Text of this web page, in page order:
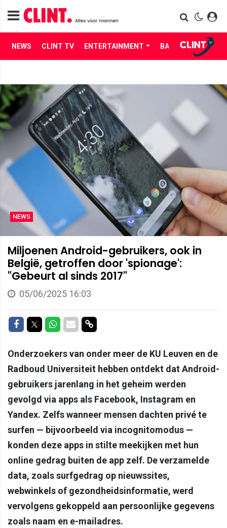
NEWS CLINT TV ENTERTAINMENT BABES LIFE
NEWS
Miljoenen Android-gebruikers, ook in
België, getroffen door 'spionage':
"Gebeurt al sinds 2017"
05/06/2025 16:03
Delen op Facebook
Delen op Twitter
Delen op Whatsapp
Delen via Mail
Delen via link
Onderzoekers van onder meer de KU Leuven en de
Radboud Universiteit hebben ontdekt dat Android-
gebruikers jarenlang in het geheim werden
gevolgd via apps als Facebook, Instagram en
Yandex. Zelfs wanneer mensen dachten privé te
surfen — bijvoorbeeld via incognitomodus —
konden deze apps in stilte meekijken met hun
online gedrag buiten de app zelf. De verzamelde
data, zoals surfgedrag op nieuwssites,
webwinkels of gezondheidsinformatie, werd
vervolgens gekoppeld aan persoonlijke gegevens
zoals naam en e-mailadres.